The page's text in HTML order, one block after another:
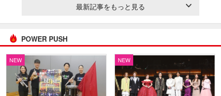
最新記事をもっと見る
POWER PUSH
NEW NEW